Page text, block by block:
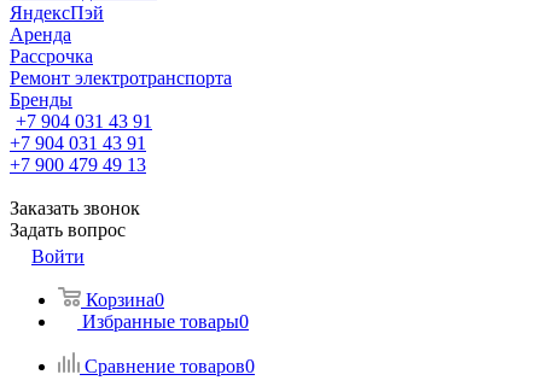
ЯндексПэй
Аренда
Рассрочка
Ремонт электротранспорта
Бренды
+7 904 031 43 91
+7 904 031 43 91
+7 900 479 49 13
Заказать звонок
Задать вопрос
Войти
Корзина0
Избранные товары0
Сравнение товаров0